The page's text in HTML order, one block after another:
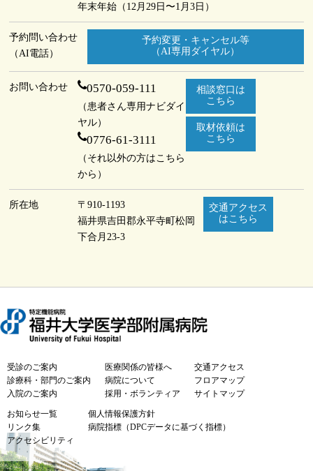
年末年始（12月29日〜1月3日）
予約問い合わせ
（AI電話）
予約変更・キャンセル等
（AI専用ダイヤル）
お問い合わせ 0570-059-111
（患者さん専用ナビダイ
ヤル）
0776-61-3111
（それ以外の方はこちら
から）
相談窓口は
こちら
取材依頼は
こちら
所在地
〒910-1193
福井県吉田郡永平寺町松岡
下合月23-3
交通アクセス
はこちら
受診のご案内
診療科・部門のご案内
入院のご案内
医療関係の皆様へ
病院について
採用・ボランティア
交通アクセス
フロアマップ
サイトマップ
お知らせ一覧
リンク集
アクセシビリティ
個人情報保護方針
病院指標（DPCデータに基づく指標）